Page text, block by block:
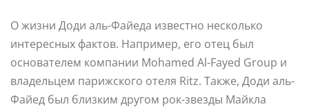
О жизни Доди аль-Файеда известно несколько
интересных фактов. Например, его отец был
основателем компании Mohamed Al-Fayed Group и
владельцем парижского отеля Ritz. Также, Доди аль-
Файед был близким другом рок-звезды Майкла